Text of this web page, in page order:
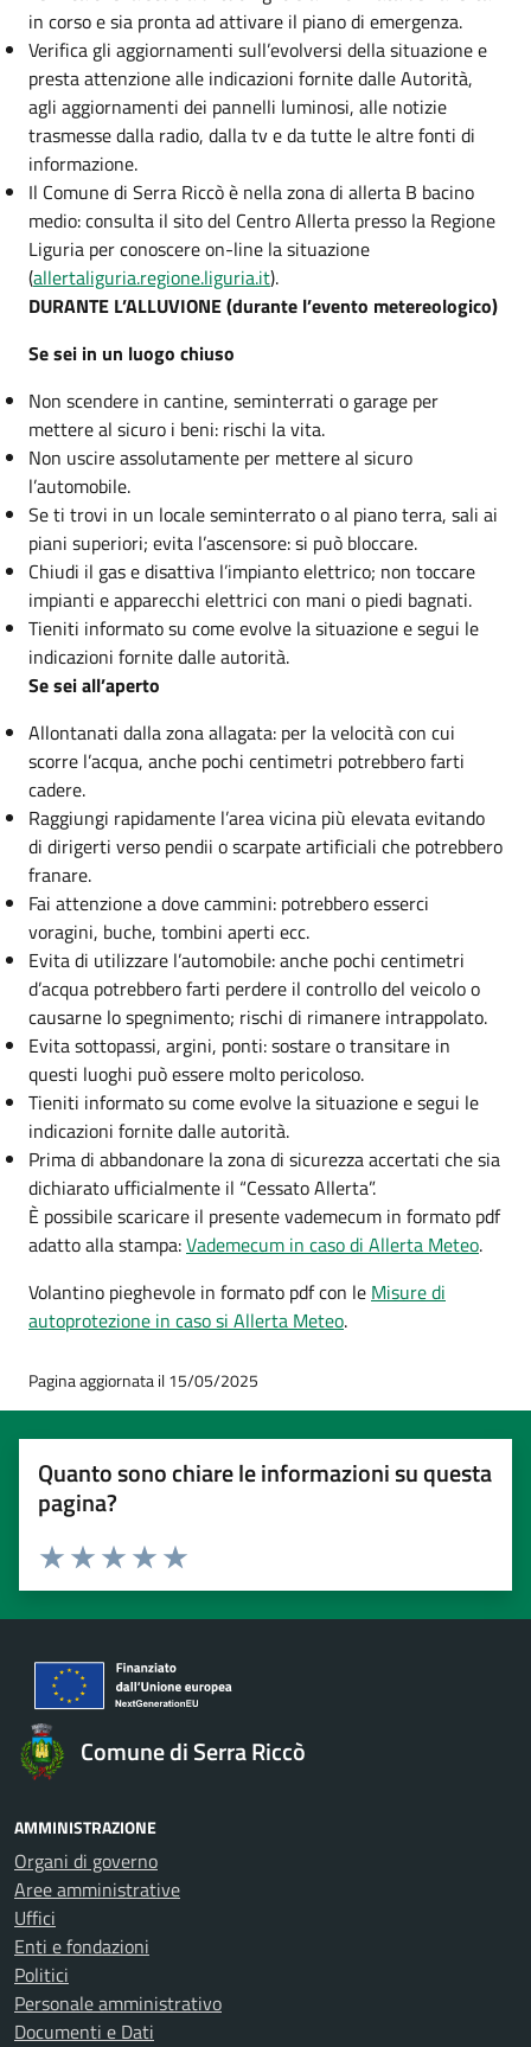
in corso e sia pronta ad attivare il piano di emergenza.
Verifica gli aggiornamenti sull’evolversi della situazione e
presta attenzione alle indicazioni fornite dalle Autorità,
agli aggiornamenti dei pannelli luminosi, alle notizie
trasmesse dalla radio, dalla tv e da tutte le altre fonti di
informazione.
Il Comune di Serra Riccò è nella zona di allerta B bacino
medio: consulta il sito del Centro Allerta presso la Regione
Liguria per conoscere on-line la situazione
(allertaliguria.regione.liguria.it).
DURANTE L’ALLUVIONE (durante l’evento metereologico)
Se sei in un luogo chiuso
Non scendere in cantine, seminterrati o garage per
mettere al sicuro i beni: rischi la vita.
Non uscire assolutamente per mettere al sicuro
l’automobile.
Se ti trovi in un locale seminterrato o al piano terra, sali ai
piani superiori; evita l’ascensore: si può bloccare.
Chiudi il gas e disattiva l’impianto elettrico; non toccare
impianti e apparecchi elettrici con mani o piedi bagnati.
Tieniti informato su come evolve la situazione e segui le
indicazioni fornite dalle autorità.
Se sei all’aperto
Allontanati dalla zona allagata: per la velocità con cui
scorre l’acqua, anche pochi centimetri potrebbero farti
cadere.
Raggiungi rapidamente l’area vicina più elevata evitando
di dirigerti verso pendii o scarpate artificiali che potrebbero
franare.
Fai attenzione a dove cammini: potrebbero esserci
voragini, buche, tombini aperti ecc.
Evita di utilizzare l’automobile: anche pochi centimetri
d’acqua potrebbero farti perdere il controllo del veicolo o
causarne lo spegnimento; rischi di rimanere intrappolato.
Evita sottopassi, argini, ponti: sostare o transitare in
questi luoghi può essere molto pericoloso.
Tieniti informato su come evolve la situazione e segui le
indicazioni fornite dalle autorità.
Prima di abbandonare la zona di sicurezza accertati che sia
dichiarato ufficialmente il “Cessato Allerta”.
È possibile scaricare il presente vademecum in formato pdf
adatto alla stampa:Vademecum in caso di Allerta Meteo.
Volantino pieghevole in formato pdf con le Misure di
autoprotezione in caso si Allerta Meteo.
Pagina aggiornata il 15/05/2025
Quanto sono chiare le informazioni su questa
pagina?
Valuta 5 stelle su 5
Valuta 4 stelle su 5
Valuta 3 stelle su 5
Valuta 2 stelle su 5
Valuta 1 stelle su 5
Comune di Serra Riccò
AMMINISTRAZIONE
Organi di governo
Aree amministrative
Uffici
Enti e fondazioni
Politici
Personale amministrativo
Documenti e Dati